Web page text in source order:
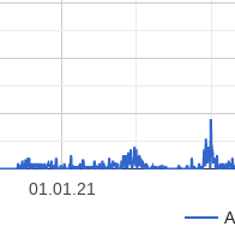
01.01.21